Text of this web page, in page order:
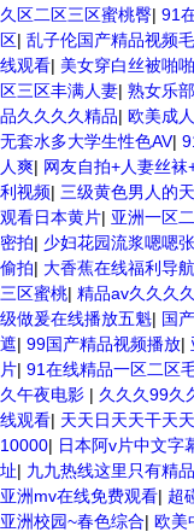
久区二区三区蜜桃臀| 91
区| 乱子伦国产精品视频
线观看| 美女穿白丝被啪
区三区丰满人妻| 熟女乐
品久久久久精品| 欧美成
无套水多大学生性色AV|
人爽| 网友自拍+人妻丝袜
利视频| 三级黄色男人的
观看日本黄片| 亚洲一区
密拍| 少妇花园流浆嗯嗯
偷拍| 大香蕉在线福利导航
三区蜜桃| 精品av久久久
级做爰在线播放五魁| 国
遮| 99国产精品视频播放|
片| 91在线精品一区二区
久午夜电影 | 久久久99久
线观看| 天天日天天干天
10000| 日本阿v片中文字
址| 九九热线这里只有精品
亚洲mv在线免费观看| 超
亚洲校园~春色综合| 欧美